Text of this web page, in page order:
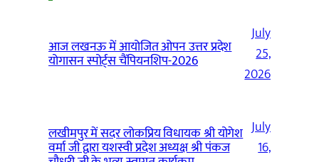
आज लखनऊ में आयोजित ओपन उत्तर प्रदेश
योगासन स्पोर्ट्स चैंपियनशिप-2026
July
25,
2026
लखीमपुर में सदर लोकप्रिय विधायक श्री योगेश
वर्मा जी द्वारा यशस्वी प्रदेश अध्यक्ष श्री पंकज
July
16,